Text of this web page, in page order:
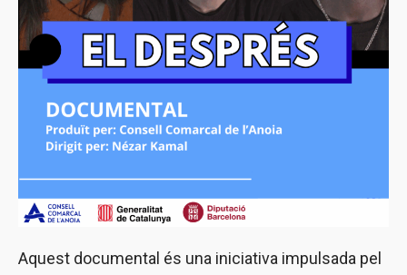
Aquest documental és una iniciativa impulsada pel